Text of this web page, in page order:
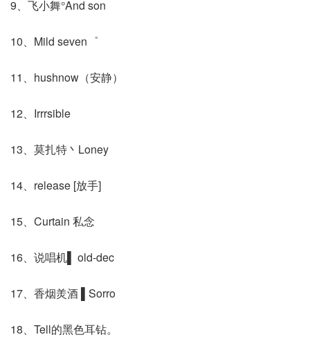
9、飞小舞°And son
10、Mild seven゜
11、hushnow（安静）
12、Irrrsible
13、莫扎特丶Loney
14、release [放手]
15、Curtain 私念
16、说唱机▌ old-dec
17、香烟羙酒 ▌Sorro
18、Tell的黑色耳钻。